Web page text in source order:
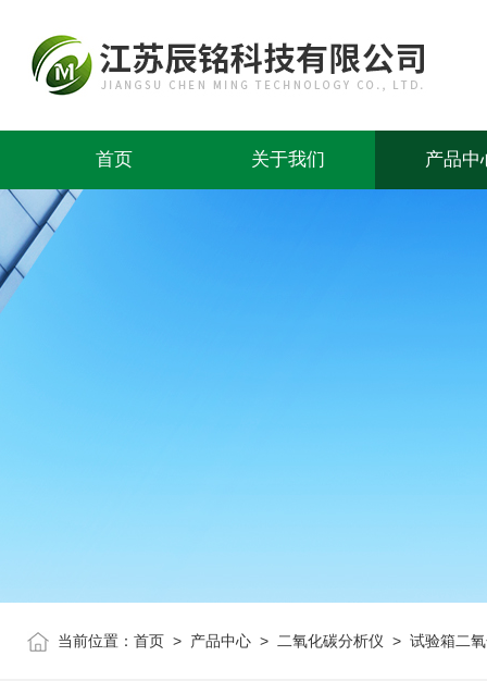
首页 关于我们 产品中
当前位置： 首页 > 产品中心 > 二氧化碳分析仪 > 试验箱二